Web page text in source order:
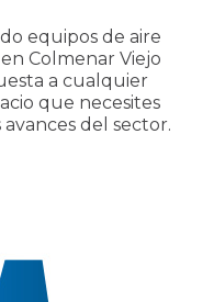
equipos de aire
Colmenar Viejo
a cualquier
que necesites
del sector.